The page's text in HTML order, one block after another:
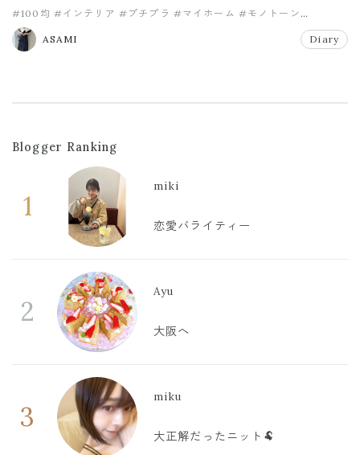
#100均 #インテリア #プチプラ #マイホーム #モノトーン
#リビング
ASAMI
Diary
Blogger Ranking
1
miki
恋愛バライティー
2
Ayu
大阪へ
3
miku
大正解だったニット🐏